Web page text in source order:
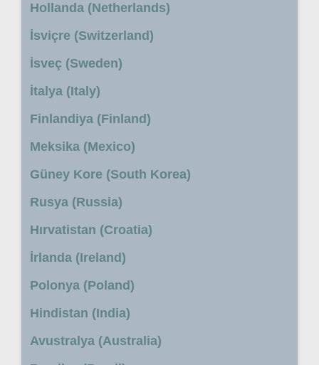
Hollanda (Netherlands)
İsviçre (Switzerland)
İsveç (Sweden)
İtalya (Italy)
Finlandiya (Finland)
Meksika (Mexico)
Güney Kore (South Korea)
Rusya (Russia)
Hırvatistan (Croatia)
İrlanda (Ireland)
Polonya (Poland)
Hindistan (India)
Avustralya (Australia)